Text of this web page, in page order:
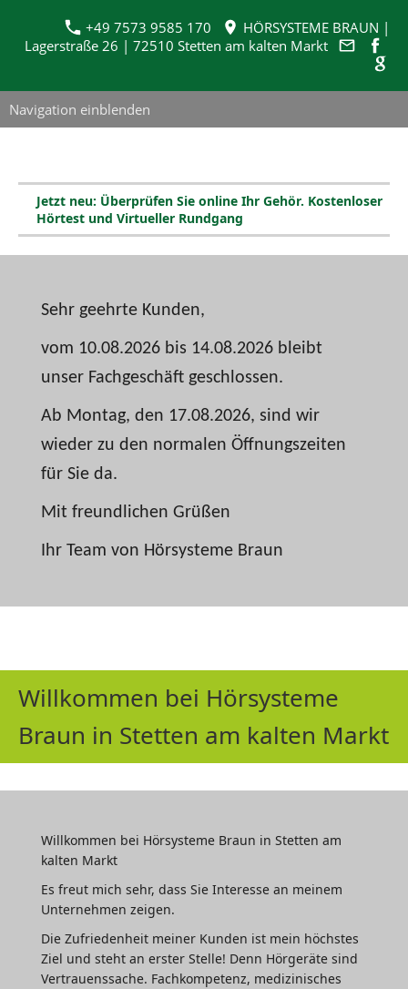
+49 7573 9585 170
HÖRSYSTEME BRAUN |
Lagerstraße 26 | 72510 Stetten am kalten Markt
Navigation einblenden
Jetzt neu: Überprüfen Sie online Ihr Gehör. Kostenloser
Hörtest und Virtueller Rundgang
Sehr geehrte Kunden,
vom 10.08.2026 bis 14.08.2026 bleibt
unser Fachgeschäft geschlossen.
Ab Montag, den 17.08.2026, sind wir
wieder zu den normalen Öffnungszeiten
für Sie da.
Mit freundlichen Grüßen
Ihr Team von Hörsysteme Braun
Willkommen bei Hörsysteme
Braun in Stetten am kalten Markt
Willkommen bei Hörsysteme Braun in Stetten am
kalten Markt
Es freut mich sehr, dass Sie Interesse an meinem
Unternehmen zeigen.
Die Zufriedenheit meiner Kunden ist mein höchstes
Ziel und steht an erster Stelle! Denn Hörgeräte sind
Vertrauenssache. Fachkompetenz, medizinisches